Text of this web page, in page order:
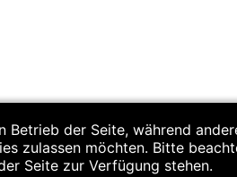
der Seite, während
zulassen möchten. Bitte
Seite zur Verfügung stehen.